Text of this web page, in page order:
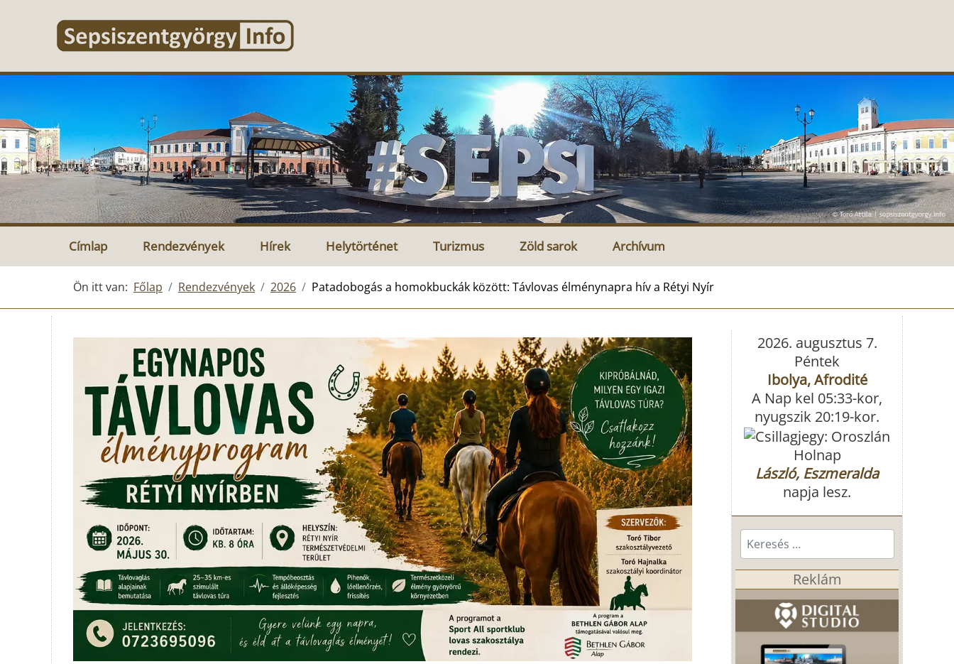
Címlap Rendezvények Hírek Helytörténet Turizmus Zöld sarok Archívum
Ön itt van: Főlap Rendezvények 2026 Patadobogás a homokbuckák között: Távlovas élménynapra hív a Rétyi Nyír
2026. augusztus 7.
Péntek
Ibolya, Afrodité
A Nap kel 05:33-kor,
nyugszik 20:19-kor.
Holnap
László, Eszmeralda
napja lesz.
Keresés...
Reklám